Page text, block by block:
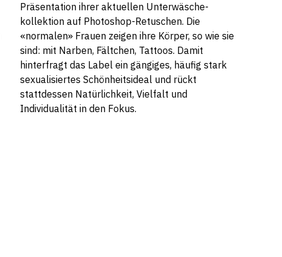
Präsentation ihrer aktuellen Unterwäsche-
kollektion auf Photoshop-Retuschen. Die
«normalen» Frauen zeigen ihre Körper, so wie sie
sind: mit Narben, Fältchen, Tattoos. Damit
hinterfragt das Label ein gängiges, häufig stark
sexualisiertes Schönheitsideal und rückt
stattdessen Natürlichkeit, Vielfalt und
Individualität in den Fokus.